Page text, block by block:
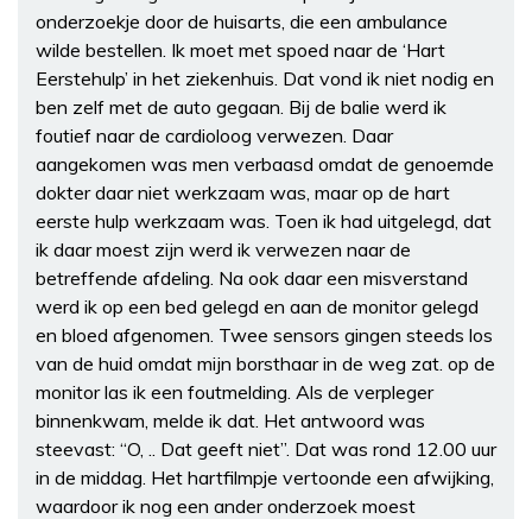
onderzoekje door de huisarts, die een ambulance
wilde bestellen. Ik moet met spoed naar de ‘Hart
Eerstehulp’ in het ziekenhuis. Dat vond ik niet nodig en
ben zelf met de auto gegaan. Bij de balie werd ik
foutief naar de cardioloog verwezen. Daar
aangekomen was men verbaasd omdat de genoemde
dokter daar niet werkzaam was, maar op de hart
eerste hulp werkzaam was. Toen ik had uitgelegd, dat
ik daar moest zijn werd ik verwezen naar de
betreffende afdeling. Na ook daar een misverstand
werd ik op een bed gelegd en aan de monitor gelegd
en bloed afgenomen. Twee sensors gingen steeds los
van de huid omdat mijn borsthaar in de weg zat. op de
monitor las ik een foutmelding. Als de verpleger
binnenkwam, melde ik dat. Het antwoord was
steevast: “O, .. Dat geeft niet”. Dat was rond 12.00 uur
in de middag. Het hartfilmpje vertoonde een afwijking,
waardoor ik nog een ander onderzoek moest